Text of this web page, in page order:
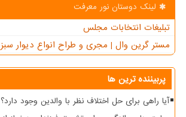
لینک دوستان نور معرفت
تبلیغات انتخابات مجلس
مستر گرین وال | مجری و طراح انواع دیوار سبز
پربیننده ترین ها
آیا راهی برای حل اختلاف نظر با والدین وجود دارد؟